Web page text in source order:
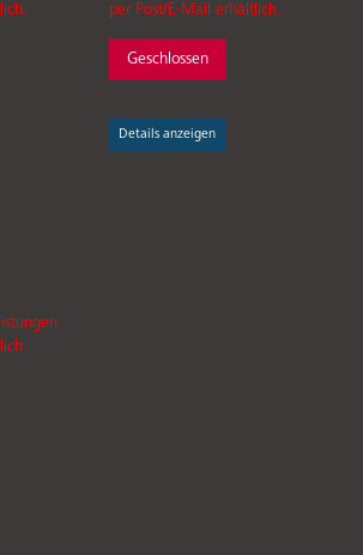
per Post/E-Mail erhältlich.
Geschlossen
Details anzeigen